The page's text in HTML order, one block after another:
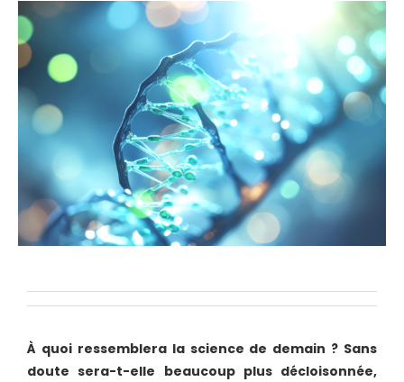
À quoi ressemblera la science de demain ? Sans
doute sera-t-elle beaucoup plus décloisonnée,